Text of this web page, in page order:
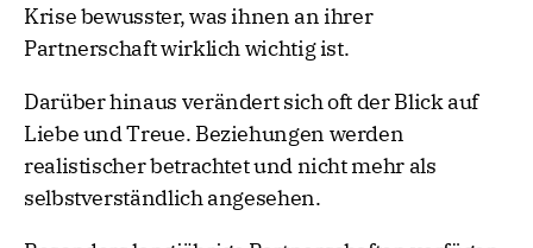
Krise bewusster, was ihnen an ihrer
Partnerschaft wirklich wichtig ist.
Darüber hinaus verändert sich oft der Blick auf
Liebe und Treue. Beziehungen werden
realistischer betrachtet und nicht mehr als
selbstverständlich angesehen.